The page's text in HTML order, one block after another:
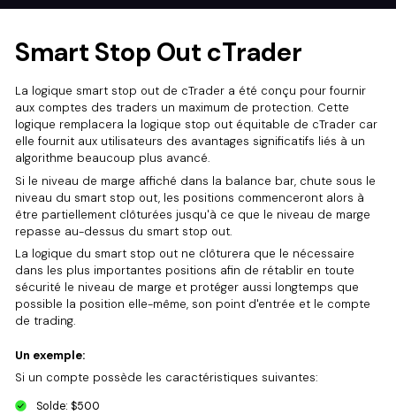
Smart Stop Out cTrader
La logique smart stop out de cTrader a été conçu pour fournir
aux comptes des traders un maximum de protection. Cette
logique remplacera la logique stop out équitable de cTrader car
elle fournit aux utilisateurs des avantages significatifs liés à un
algorithme beaucoup plus avancé.
Si le niveau de marge affiché dans la balance bar, chute sous le
niveau du smart stop out, les positions commenceront alors à
être partiellement clôturées jusqu'à ce que le niveau de marge
repasse au-dessus du smart stop out.
La logique du smart stop out ne clôturera que le nécessaire
dans les plus importantes positions afin de rétablir en toute
sécurité le niveau de marge et protéger aussi longtemps que
possible la position elle-même, son point d'entrée et le compte
de trading.
Un exemple:
Si un compte possède les caractéristiques suivantes:
Solde: $500